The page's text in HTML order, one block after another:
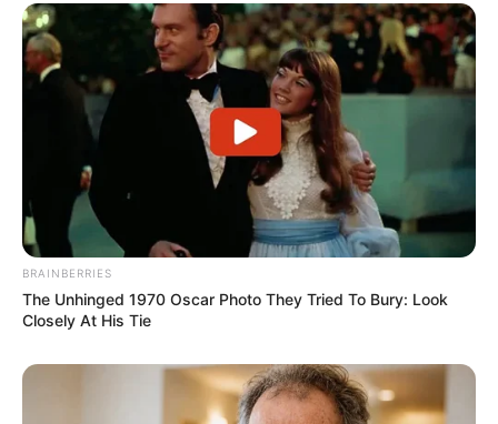
BRAINBERRIES
The Unhinged 1970 Oscar Photo They Tried To Bury: Look
Closely At His Tie